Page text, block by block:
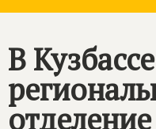
Лица
Фото/
В
отделение